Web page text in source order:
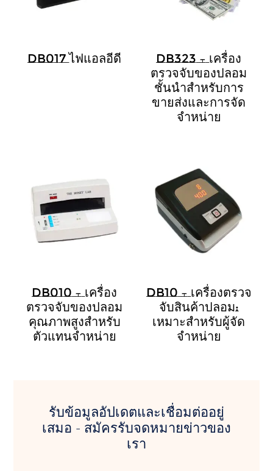
DB017 ไฟแอลอีดี
DB323 – เครื่อง
ตรวจจับของปลอม
ชั้นนำสำหรับการ
ขายส่งและการจัด
จำหน่าย
DB010 – เครื่อง
ตรวจจับของปลอม
คุณภาพสูงสำหรับ
ตัวแทนจำหน่าย
DB10 – เครื่องตรวจ
จับสินค้าปลอม:
เหมาะสำหรับผู้จัด
จำหน่าย
รับข้อมูลอัปเดตและเชื่อมต่ออยู่
เสมอ - สมัครรับจดหมายข่าวของ
เรา